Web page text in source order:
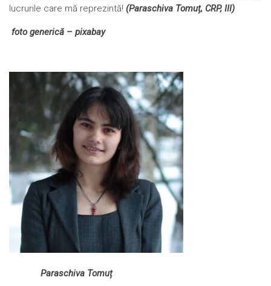
lucrurile care mă reprezintă! (Paraschiva Tomuț, CRP, III)
foto generică – pixabay
Paraschiva Tomuț